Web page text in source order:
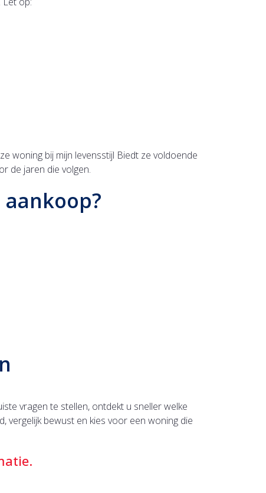
woning bij mijn levensstijl Biedt ze voldoende
de jaren die volgen.
vragen te stellen, ontdekt u sneller welke
vergelijk bewust en kies voor een woning die